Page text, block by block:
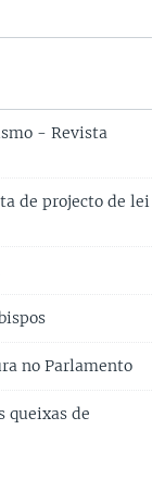
- Revista
de projecto de lei
no Parlamento
queixas de